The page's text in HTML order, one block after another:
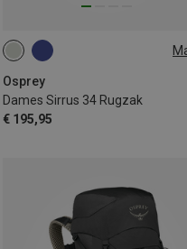
Osprey
Dames Sirrus 34 Rugzak
€ 195,95
34L